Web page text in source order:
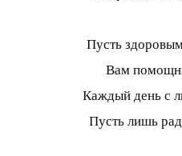
Пусть
Вам
Каждый день с
Пусть лишь